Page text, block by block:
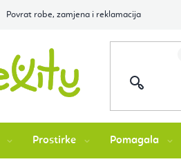
Povrat robe, zamjena i reklamacija
Prostirke Pomagala